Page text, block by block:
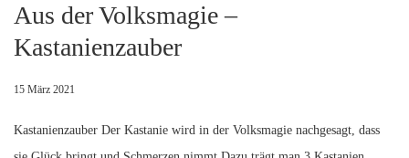
Aus der Volksmagie –
Kastanienzauber
15 März 2021
Kastanienzauber Der Kastanie wird in der Volksmagie nachgesagt, dass